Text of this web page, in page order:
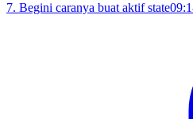
7. Begini caranya buat aktif state